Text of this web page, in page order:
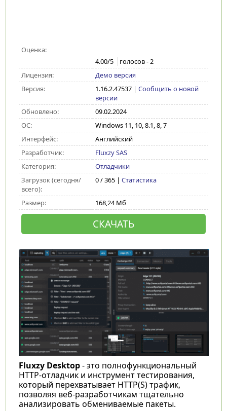
Оценка:
4.00/5 голосов -2
Лицензия:
Демо версия
Версия:
1.16.2.47537| Сообщить о новой
версии
Обновлено:
09.02.2024
ОС:
Windows 11, 10, 8.1, 8, 7
Интерфейс:
Английский
Разработчик:
Fluxzy SAS
Категория:
Отладчики
Загрузок (сегодня/
всего):
0 / 365 | Статистика
Размер: 168,24 Мб
СКАЧАТЬ
Fluxzy Desktop- это полнофункциональный
HTTP-отладчик и инструмент тестирования,
который перехватывает HTTP(S) трафик,
позволяя веб-разработчикам тщательно
анализировать обмениваемые пакеты.